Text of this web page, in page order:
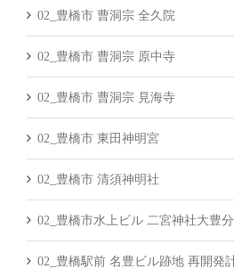
02_豊橋市 曹洞宗 全久院
02_豊橋市 曹洞宗 原中寺
02_豊橋市 曹洞宗 見海寺
02_豊橋市 東田神明宮
02_豊橋市 清須神明社
02_豊橋市水上ビル 二宮神社大豊
02_豊橋駅前 名豊ビル跡地 再開